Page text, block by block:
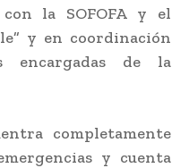
la SOFOFA y el
y en coordinación
encargadas de la
completamente
y cuenta